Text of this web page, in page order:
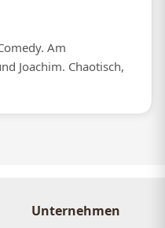
Am
Joachim. Chaotisch,
Unternehmen